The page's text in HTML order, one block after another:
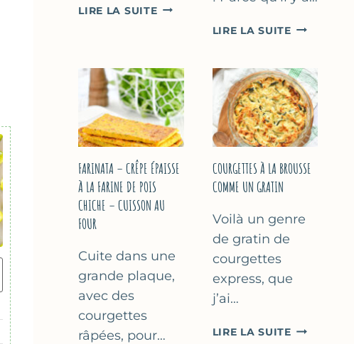
LIRE LA SUITEBÂTONNETS
&
YAOURT
GREC
–
SANS
LIRE LA SUITEBEIGNETS
À
LA
BIÈRE
–
COMME
MARSEILLE
FARINATA – CRÊPE ÉPAISSE
À LA FARINE DE POIS
CHICHE – CUISSON AU
FOUR
Cuite dans une
grande plaque,
avec des
courgettes
râpées, pour…
COURGETTES À LA BROUSSE
COMME UN GRATIN
Voilà un genre
de gratin de
courgettes
express, que
j’ai…
LIRE LA SUITE